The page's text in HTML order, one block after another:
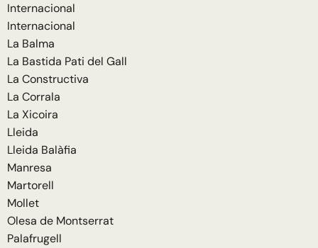
Internacional
Internacional
La Balma
La Bastida Pati del Gall
La Constructiva
La Corrala
La Xicoira
Lleida
Lleida Balàfia
Manresa
Martorell
Mollet
Olesa de Montserrat
Palafrugell